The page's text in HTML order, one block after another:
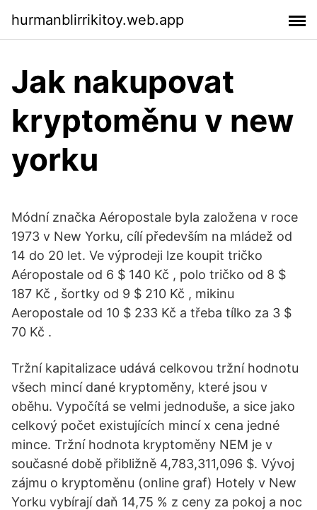
hurmanblirrikitoy.web.app
Jak nakupovat
kryptoměnu v new
yorku
Módní značka Aéropostale byla založena v roce
1973 v New Yorku, cílí především na mládež od
14 do 20 let. Ve výprodeji lze koupit tričko
Aéropostale od 6 $ 140 Kč , polo tričko od 8 $
187 Kč , šortky od 9 $ 210 Kč , mikinu
Aeropostale od 10 $ 233 Kč a třeba tílko za 3 $
70 Kč .
Tržní kapitalizace udává celkovou tržní hodnotu
všech mincí dané kryptoměny, které jsou v
oběhu. Vypočítá se velmi jednoduše, a sice jako
celkový počet existujících mincí x cena jedné
mince. Tržní hodnota kryptoměny NEM je v
současné době přibližně 4,783,311,096 $. Vývoj
zájmu o kryptoměnu (online graf) Hotely v New
Yorku vybírají daň 14,75 % z ceny za pokoj a noc